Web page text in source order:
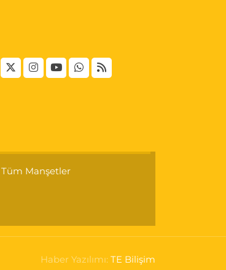
Tüm Manşetler
Haber Yazılımı:TE Bilişim